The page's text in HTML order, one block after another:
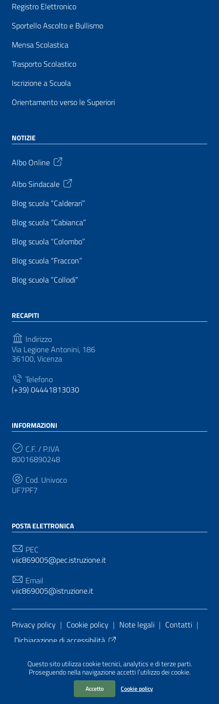
Questo sito utilizza cookie tecnici, analytics e di terze parti.
Proseguendo nella navigazione accetti l’utilizzo dei cookie.
Accetto Cookie policy
Registro Elettronico
Sportello Ascolto e Bullismo
Mensa Scolastica
Trasporto Scolastico
Iscrizione a Scuola
Orientamento verso le Superiori
NOTIZIE
Albo Online
Albo Sindacale
Blog scuola “Calderari”
Blog scuola “Cabianca”
Blog scuola “Colombo”
Blog scuola “Fraccon”
Blog scuola “Collodi”
RECAPITI
Indirizzo
Via Legione Antonini, 186
36100, Vicenza
Telefono
(+39) 04441813030
INFORMAZIONI
C.F. / P.IVA
80016890248
Cod. Univoco
UF7PF7
POSTA ELETTRONICA
PEC
viic869005@pec.istruzione.it
Email
viic869005@istruzione.it
Sezione Link Utili
Privacy policy | Cookie policy | Note legali | Contatti |
Dichiarazione di accessibilità
PA di AgID
| Realizzato con WordPress
da